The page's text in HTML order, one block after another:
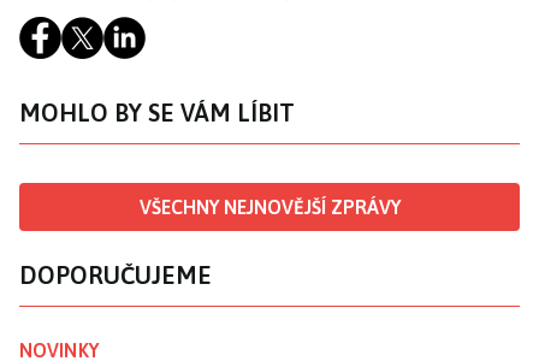
MOHLO BY SE VÁM LÍBIT
VŠECHNY NEJNOVĚJŠÍ ZPRÁVY
DOPORUČUJEME
NOVINKY